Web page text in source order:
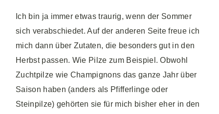
Ich bin ja immer etwas traurig, wenn der Sommer
sich verabschiedet. Auf der anderen Seite freue ich
mich dann über Zutaten, die besonders gut in den
Herbst passen. Wie Pilze zum Beispiel. Obwohl
Zuchtpilze wie Champignons das ganze Jahr über
Saison haben (anders als Pfifferlinge oder
Steinpilze) gehörten sie für mich bisher eher in den